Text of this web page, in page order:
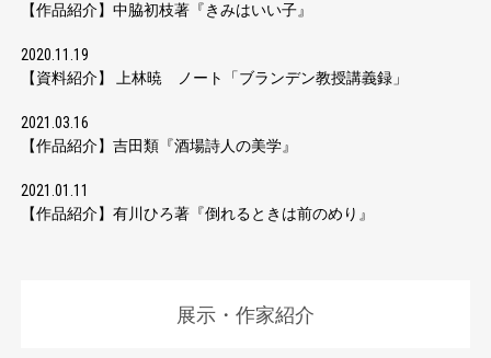
【作品紹介】中脇初枝著『きみはいい子』
2020.11.19
【資料紹介】 上林暁 ノート「ブランデン教授講義録」
2021.03.16
【作品紹介】吉田類『酒場詩人の美学』
2021.01.11
【作品紹介】有川ひろ著『倒れるときは前のめり』
展示・作家紹介